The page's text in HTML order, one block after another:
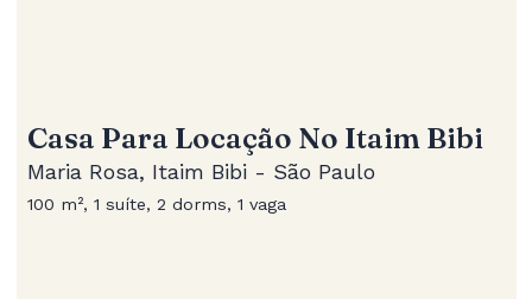
Casa Para Locação No Itaim Bibi
Maria Rosa, Itaim Bibi - São Paulo
100 m², 1 suíte, 2 dorms, 1 vaga